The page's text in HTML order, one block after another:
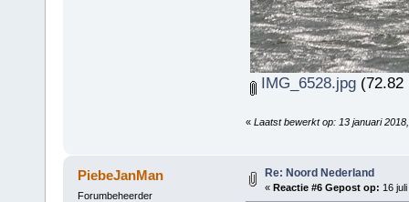
IMG_6528.jpg(72.82
« Laatst bewerkt op: 13 januari
PiebeJanMan
Forumbeheerder
Re: Noord Nederland
« Reactie #6 Gepost op: 16